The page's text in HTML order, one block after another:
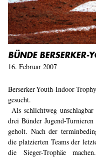
BÜNDE
16. Februar 2007
Berserker-Youth-Indoor-
gesucht.
Als schlichtweg
drei Bünder Jugend-
geholt. Nach der
die platzierten Teams der
die Sieger-Trophäe